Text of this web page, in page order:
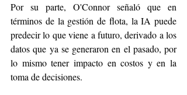
Por su parte, O'Connor señaló que en
términos de la gestión de flota, la IA puede
predecir lo que viene a futuro, derivado a los
datos que ya se generaron en el pasado, por
lo mismo tener impacto en costos y en la
toma de decisiones.